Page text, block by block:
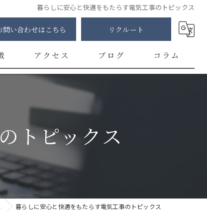
暮らしに安心と快適をもたらす電気工事のトピックス
問い合わせはこちら リクルート
アクセス ブログ コラム
トピックス
暮らしに安心と快適をもたらす電気工事のトピックス